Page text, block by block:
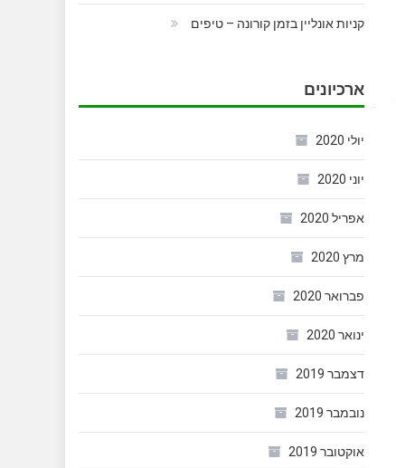
קניות אונליין בזמן קורונה – טיפים
ארכיונים
יולי 2020
יוני 2020
אפריל 2020
מרץ 2020
פברואר 2020
ינואר 2020
דצמבר 2019
נובמבר 2019
אוקטובר 2019